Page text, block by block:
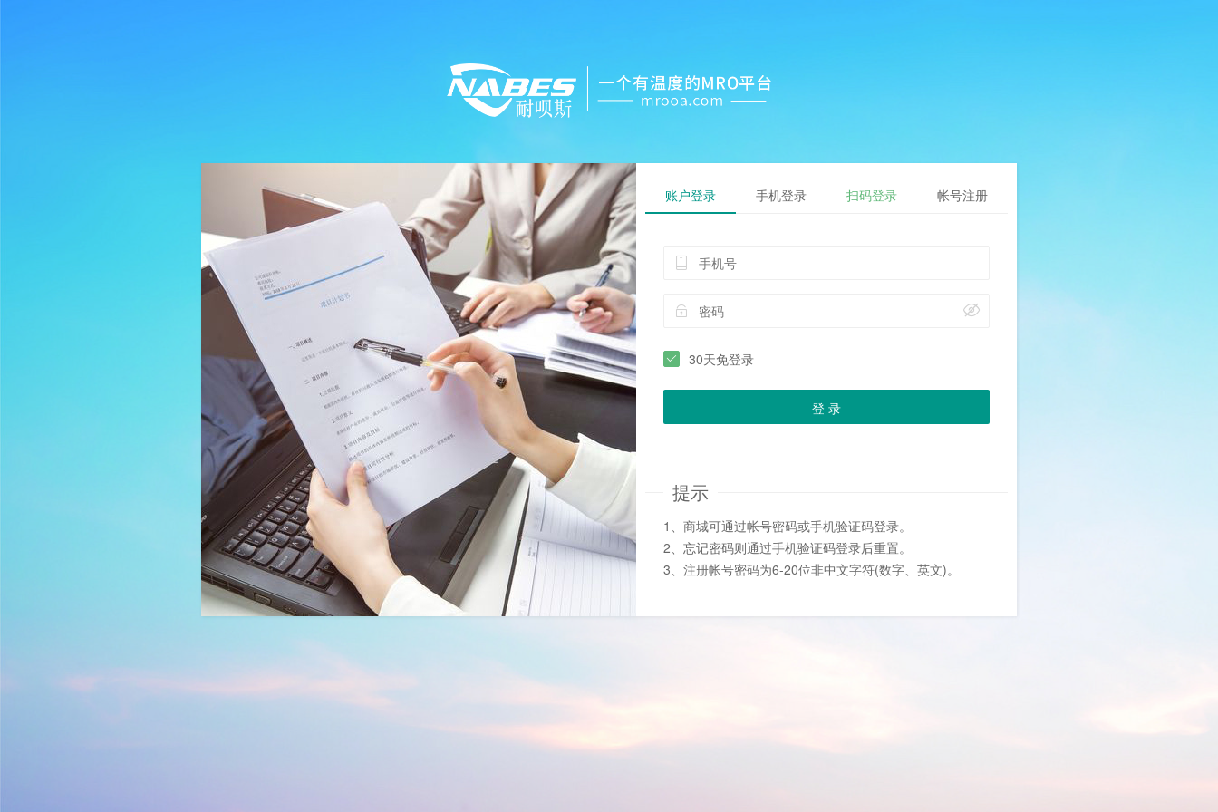
账户登录 手机登录 扫码登录 帐号注册
30天免登录
登 录
提示
1、商城可通过帐号密码或手机验证码登录。
2、忘记密码则通过手机验证码登录后重置。
3、注册帐号密码为6-20位非中文字符(数字、英文)。